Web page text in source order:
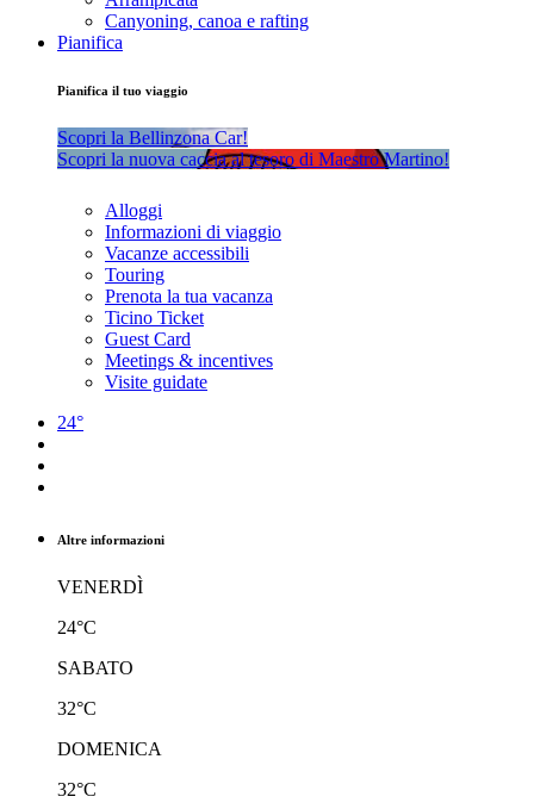
Canyoning, canoa e rafting
Pianifica
Pianifica il tuo viaggio
Scopri la Bellinzona Car!
Scopri la nuova caccia al tesoro di Maestro Martino!
Alloggi
Informazioni di viaggio
Vacanze accessibili
Touring
Prenota la tua vacanza
Ticino Ticket
Guest Card
Meetings & incentives
Visite guidate
24°
Altre informazioni
VENERDÌ
24°C
SABATO
32°C
DOMENICA
32°C